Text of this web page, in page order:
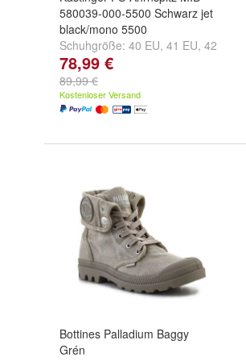
580039-000-5500 Schwarz jet
black/mono 5500
Schuhgröße: 40 EU, 41 EU, 42
EUund weitere ...
78,99 €
89,99 €
Kostenloser Versand
Bottines Palladium Baggy
Grén